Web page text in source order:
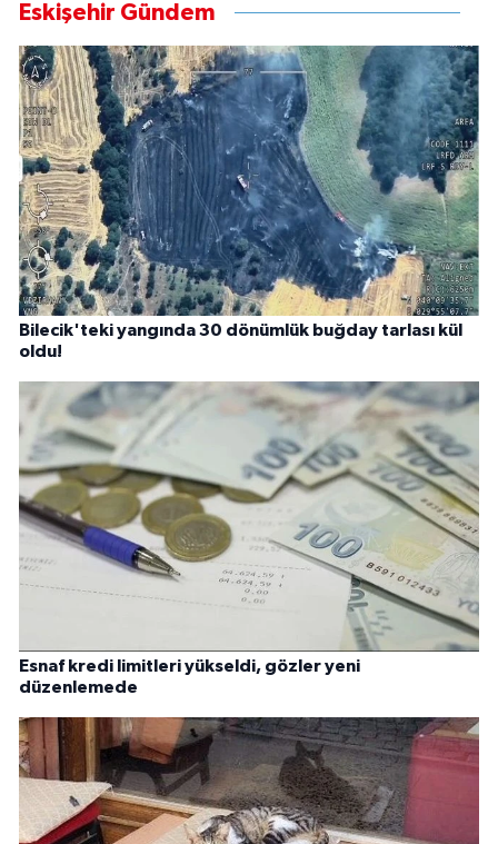
Eskişehir Gündem
Bilecik'teki yangında 30 dönümlük buğday tarlası kül
oldu!
Esnaf kredi limitleri yükseldi, gözler yeni
düzenlemede